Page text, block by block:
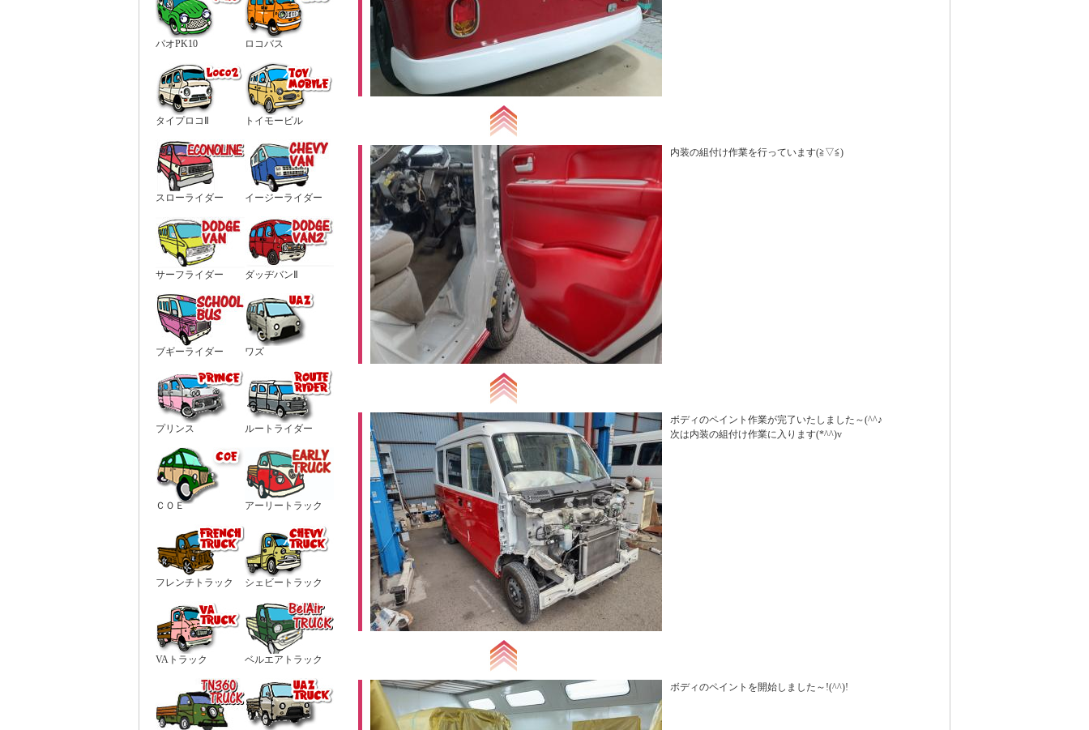
パオPK10 ロコバス
タイプロコⅡ トイモービル
スローライダー イージーライダー
サーフライダー ダッヂバンⅡ
ブギーライダー ワズ
プリンス ルートライダー
ＣＯＥ アーリートラック
フレンチトラック シェビートラック
VAトラック ベルエアトラック
内装の組付け作業を行っています(≧▽≦)
ボディのペイント作業が完了いたしました～(^^♪
次は内装の組付け作業に入ります(*^^)v
ボディのペイントを開始しました～!(^^)!